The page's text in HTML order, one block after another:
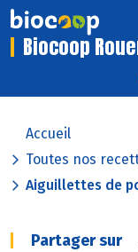
Biocoop
Accueil
Toutes nos
Aiguillettes de
Partager sur